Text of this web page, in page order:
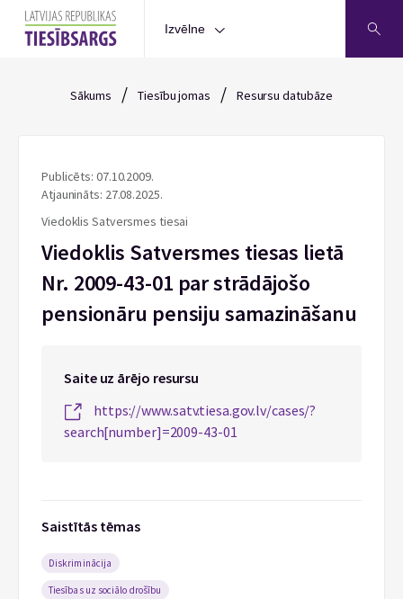
Izvēlne
Sākums / Tiesību jomas / Resursu datubāze
Publicēts: 07.10.2009.
Atjaunināts: 27.08.2025.
Viedoklis Satversmes tiesai
Viedoklis Satversmes tiesas lietā
Nr. 2009-43-01 par strādājošo
pensionāru pensiju samazināšanu
Saite uz ārējo resursu
https://www.satv.tiesa.gov.lv/cases/?
search[number]=2009-43-01
Saistītās tēmas
Diskriminācija
Tiesības uz sociālo drošību